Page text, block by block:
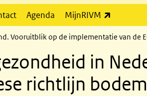
Agenda MijnRIVM
Vooruitblik op de implementatie van de
in
richtlijn